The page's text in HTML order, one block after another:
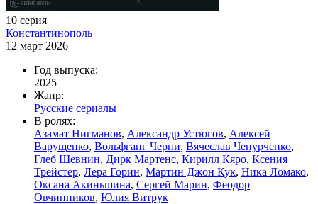
10 серия
Константинополь
12 март 2026
Год выпуска:
2025
Жанр:
Русские сериалы
В ролях:
Азамат Нигманов, Александр Устюгов, Алексей
Варущенко, Вольфганг Черни, Вячеслав Чепурченко,
Глеб Шевнин, Дирк Мартенс, Кирилл Кяро, Ксения
Трейстер, Лера Горин, Мартин Джон Кук, Ника Ломако,
Оксана Акиньшина, Сергей Марин, Феодор
Овчинников, Юлия Витрук